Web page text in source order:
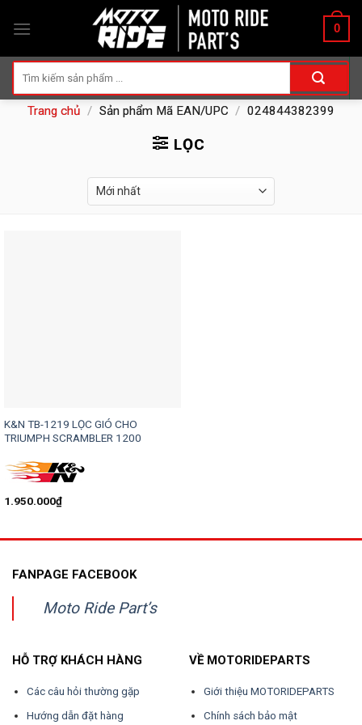
0
kiếm:
Trang chủ / Sản phẩm Mã EAN/UPC / 024844382399
LỌC
K&N TB-1219 LỌC GIÓ CHO
TRIUMPH SCRAMBLER 1200
1.950.000₫
FANPAGE FACEBOOK
Moto Ride Part’s
HỖ TRỢ KHÁCH HÀNG
Các câu hỏi thường gặp
Hướng dẫn đặt hàng
VỀ MOTORIDEPARTS
Giới thiệu MOTORIDEPARTS
Chính sách bảo mật